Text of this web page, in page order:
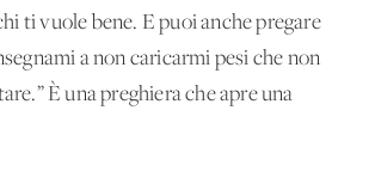
ti vuole bene. E puoi anche pregare
a non caricarmi pesi che non
È una preghiera che apre una